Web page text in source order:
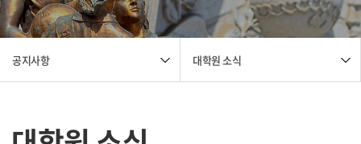
공지사항 대학원 소식